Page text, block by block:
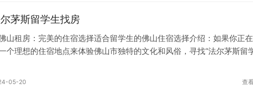
奥克兰理工学院和阿基坦大学都不远。 房租：确定您的预算并寻找符
求和预算的合适房租。新西兰奥克兰的平均房租价格因地点、设施和位
一般来说，学生公寓的月租金在每套房150至300美元之间。 设施：
个人偏好和需求考虑学生宿舍提供的设施。当您寻找学生公寓时，请
租赁条款：在
茅斯留学生找房
山租房：完美的住宿选择适合留学生的佛山住宿选择介绍：如果你正
个理想的住宿地点来体验佛山市独特的文化和风俗，寻找“法尔茅斯留
地。这里有充满活力、繁荣发展并充满活力的城市，为学生提供了一个
05-20 查